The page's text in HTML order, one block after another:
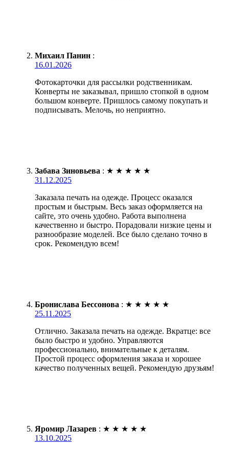
Михаил Панин :
16.01.2026
Фотокарточки для рассылки родственникам.
Конверты не заказывал, пришло стопкой в одном
большом конверте. Пришлось самому покупать и
подписывать. Мелочь, но неприятно.
Забава Зиновьева : ★ ★ ★ ★ ★
31.12.2025
Заказала печать на одежде. Процесс оказался
простым и быстрым. Весь заказ оформляется на
сайте, это очень удобно. Работа выполнена
качественно и быстро. Порадовали низкие цены и
разнообразие моделей. Все было сделано точно в
срок. Рекомендую всем!
Бронислава Бессонова : ★ ★ ★ ★ ★
25.11.2025
Отлично. Заказала печать на одежде. Вкратце: все
было быстро и удобно. Управляются
профессионально, внимательные к деталям.
Простой процесс оформления заказа и хорошее
качество полученных вещей. Рекомендую друзьям!
Яромир Лазарев : ★ ★ ★ ★ ★
13.10.2025